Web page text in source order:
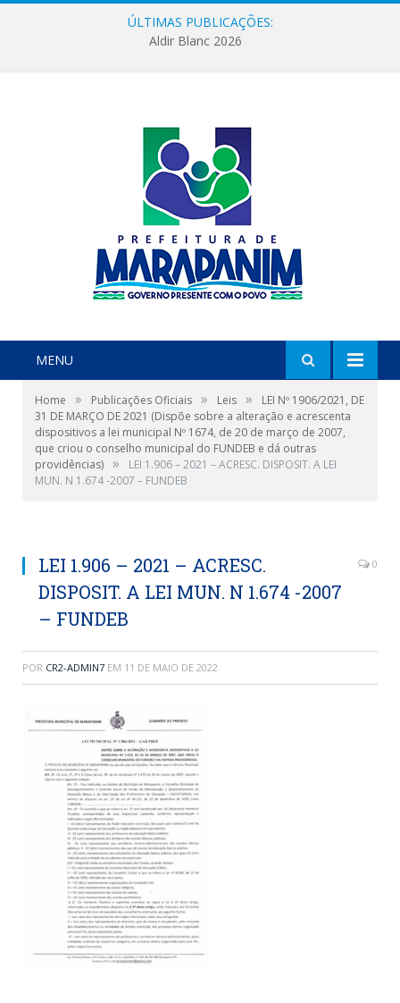
ÚLTIMAS PUBLICAÇÕES:
Aldir Blanc 2026
MENU
Home » Publicações Oficiais » Leis »
LEI Nº 1906/2021, DE
31 DE MARÇO DE 2021 (Dispõe sobre a alteração e acrescenta
dispositivos a lei municipal Nº 1674, de 20 de março de 2007,
que criou o conselho municipal do FUNDEB e dá outras
providências) »
LEI 1.906 – 2021 – ACRESC. DISPOSIT. A LEI
MUN. N 1.674 -2007 – FUNDEB
LEI 1.906 – 2021 – ACRESC.
DISPOSIT. A LEI MUN. N 1.674 -2007
– FUNDEB
0
POR CR2-ADMIN7 EM 11 DE MAIO DE 2022